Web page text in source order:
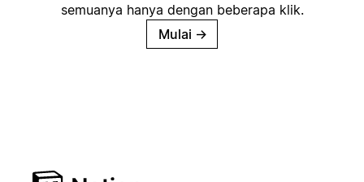
semuanya hanya dengan beberapa klik.
Mulai →